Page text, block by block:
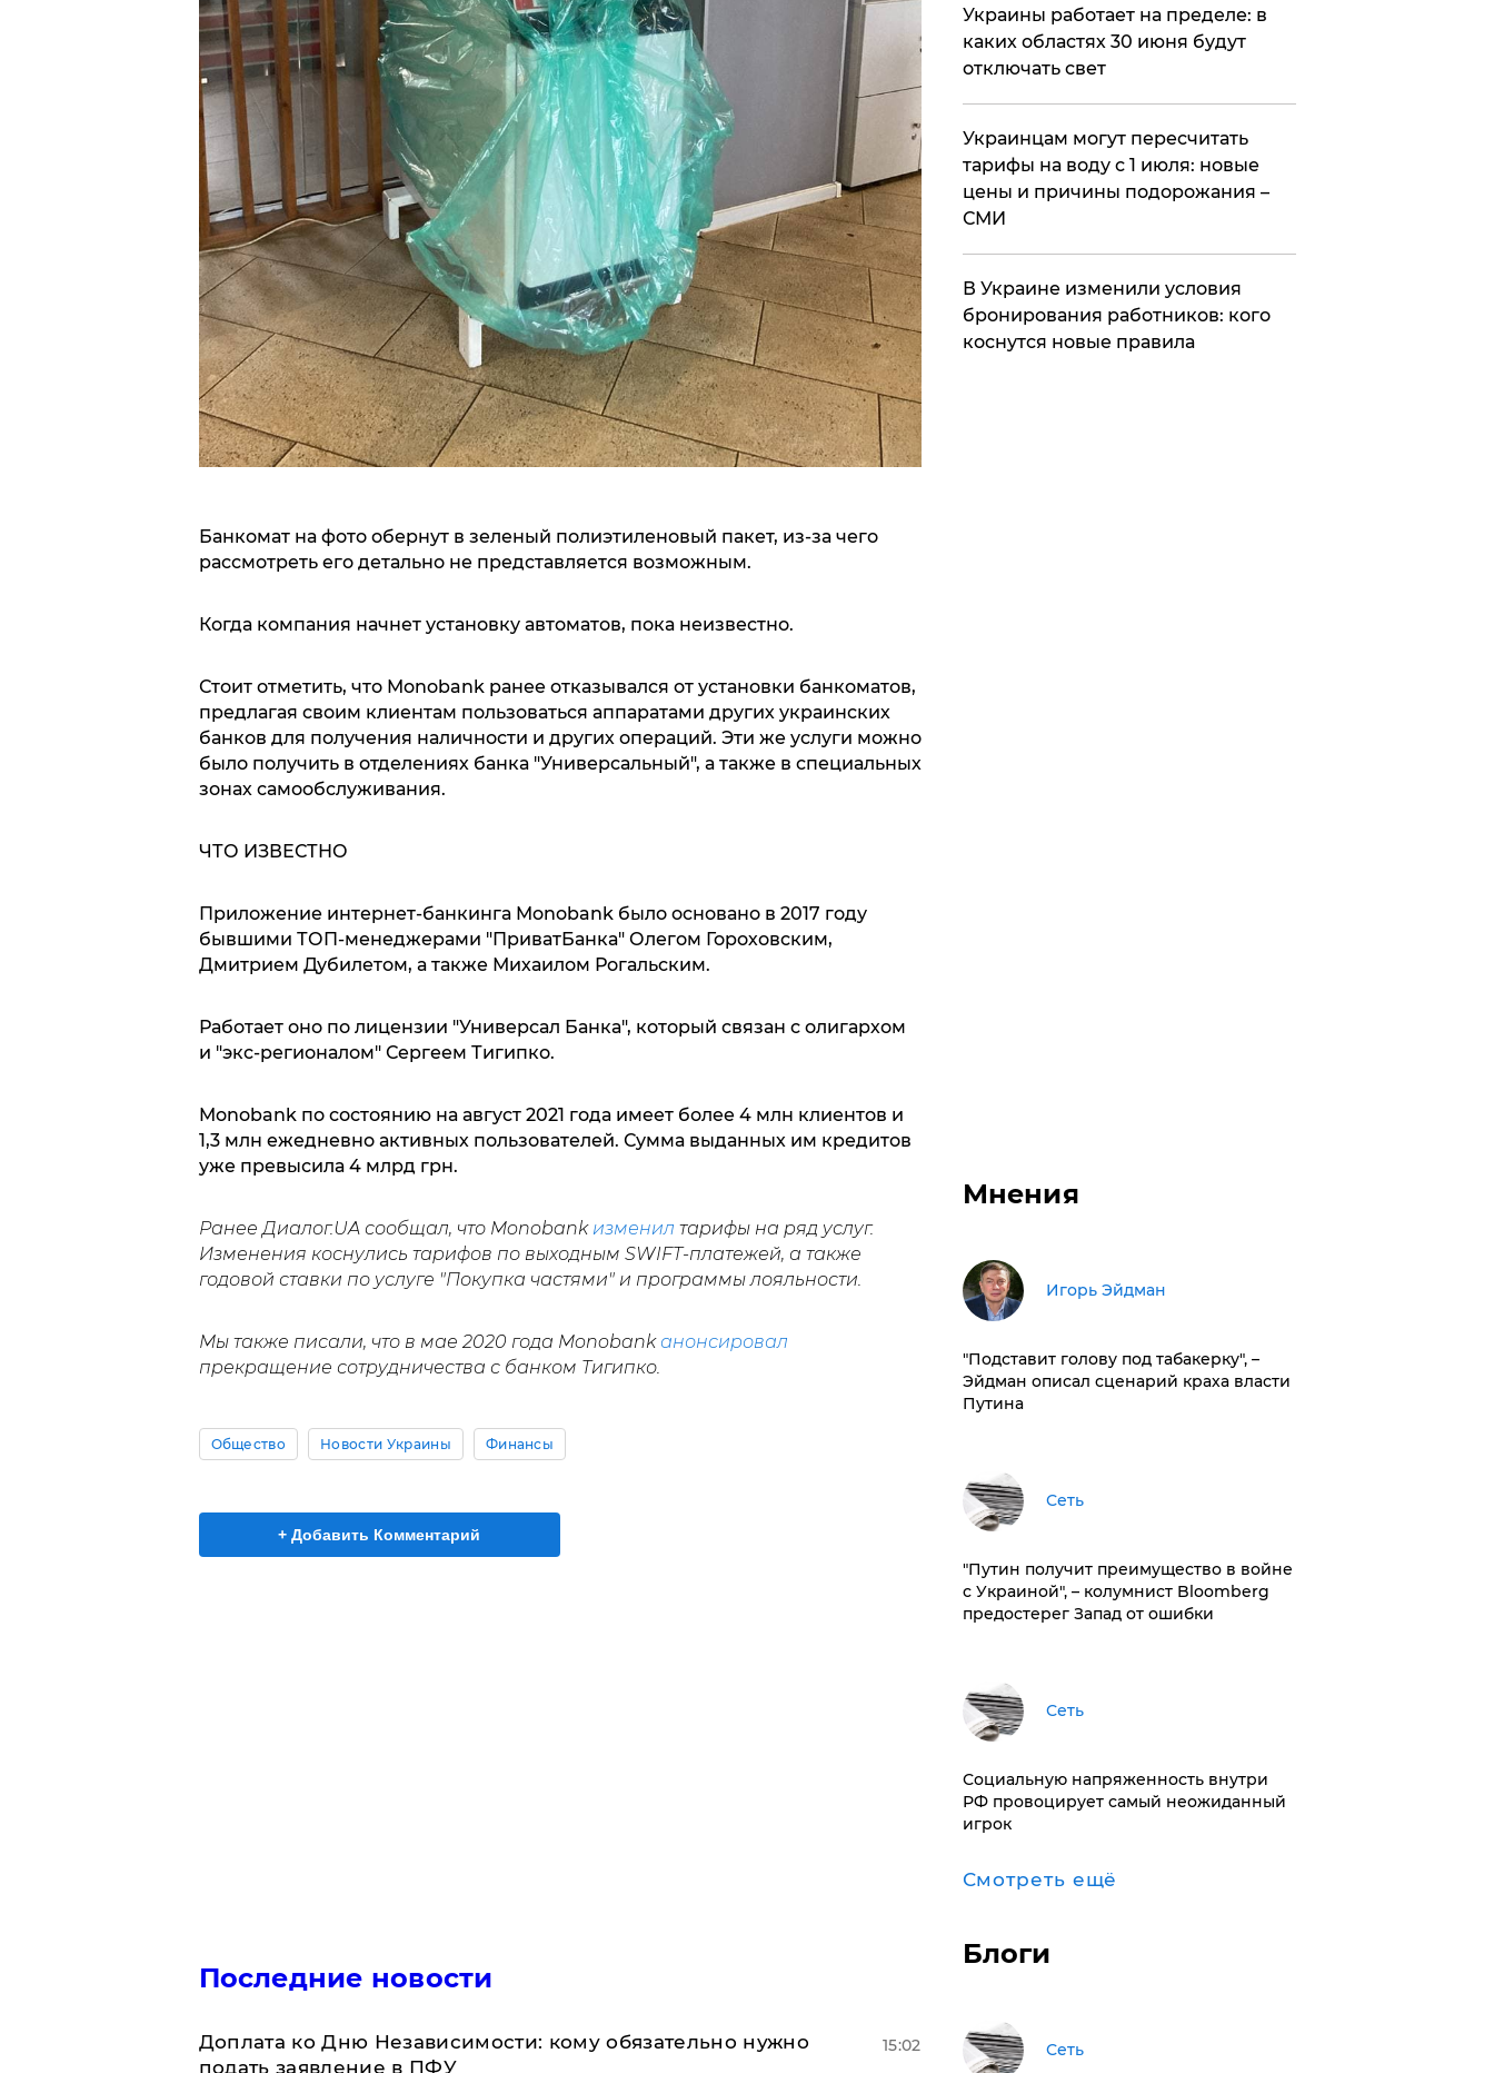
Банкомат на фото обернут в зеленый полиэтиленовый пакет, из-за чего
рассмотреть его детально не представляется возможным.
Когда компания начнет установку автоматов, пока неизвестно.
Стоит отметить, что Monobank ранее отказывался от установки банкоматов,
предлагая своим клиентам пользоваться аппаратами других украинских
банков для получения наличности и других операций. Эти же услуги можно
было получить в отделениях банка "Универсальный", а также в специальных
зонах самообслуживания.
ЧТО ИЗВЕСТНО
Приложение интернет-банкинга Monobank было основано в 2017 году
бывшими ТОП-менеджерами "ПриватБанка" Олегом Гороховским,
Дмитрием Дубилетом, а также Михаилом Рогальским.
Работает оно по лицензии "Универсал Банка", который связан с олигархом
и "экс-регионалом" Сергеем Тигипко.
Monobank по состоянию на август 2021 года имеет более 4 млн клиентов и
1,3 млн ежедневно активных пользователей. Сумма выданных им кредитов
уже превысила 4 млрд грн.
Ранее Диалог.UA сообщал, что Monobank изменил тарифы на ряд услуг.
Изменения коснулись тарифов по выходным SWIFT-платежей, а также
годовой ставки по услуге "Покупка частями" и программы лояльности.
Мы также писали, что в мае 2020 года Monobank анонсировал
прекращение сотрудничества с банком Тигипко.
Общество Новости Украины Финансы
+ Добавить Комментарий
Последние новости
Доплата ко Дню Независимости: кому обязательно нужно
подать заявление в ПФУ
15:02
Украины работает на пределе: в
каких областях 30 июня будут
отключать свет
Украинцам могут пересчитать
тарифы на воду с 1 июля: новые
цены и причины подорожания –
СМИ
В Украине изменили условия
бронирования работников: кого
коснутся новые правила
Мнения
Игорь Эйдман
​"Подставит голову под табакерку", –
Эйдман описал сценарий краха власти
Путина
Сеть
"Путин получит преимущество в войне
с Украиной", – колумнист Bloomberg
предостерег Запад от ошибки
Сеть
Социальную напряженность внутри
РФ провоцирует самый неожиданный
игрок
Смотреть ещё
Блоги
Сеть